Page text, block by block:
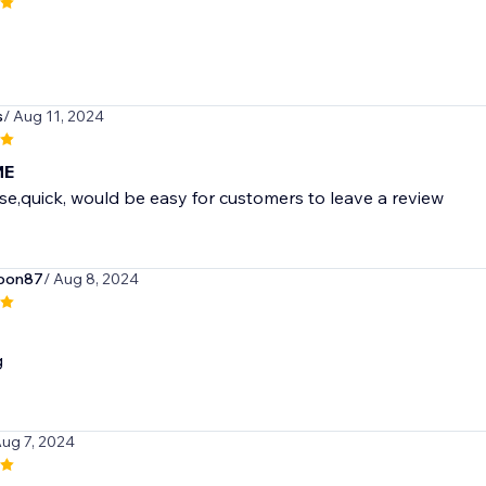
/ Aug 11, 2024
would be easy for customers to leave a review
/ Aug 8, 2024
7, 2024